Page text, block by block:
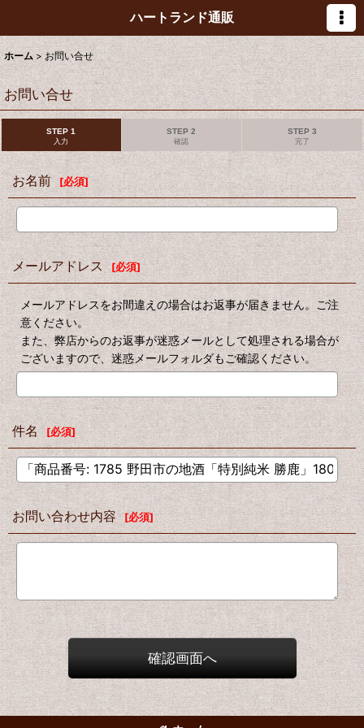
ハートランド通販
ホーム > お問い合せ
お問い合せ
STEP 1
入力
STEP 2
確認
STEP 3
完了
お名前 [必須]
メールアドレス [必須]
メールアドレスをお間違えの場合はお返事が届きません。ご注
意ください。
また、弊店からのお返事が迷惑メールとして処理される場合が
ございますので、迷惑メールフォルダもご確認ください。
件名 [必須]
お問い合わせ内容 [必須]
確認画面へ